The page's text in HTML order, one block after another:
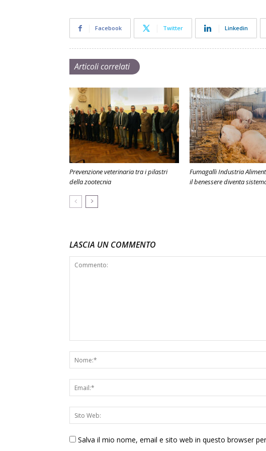
Facebook Twitter Linkedin
Articoli correlati
Prevenzione veterinaria tra i pilastri
della zootecnia
Fumagalli Industria
il benessere diventa
LASCIA UN COMMENTO
Salva il mio nome, email e sito web in questo browser